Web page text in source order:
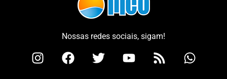
Nossas redes sociais, sigam!